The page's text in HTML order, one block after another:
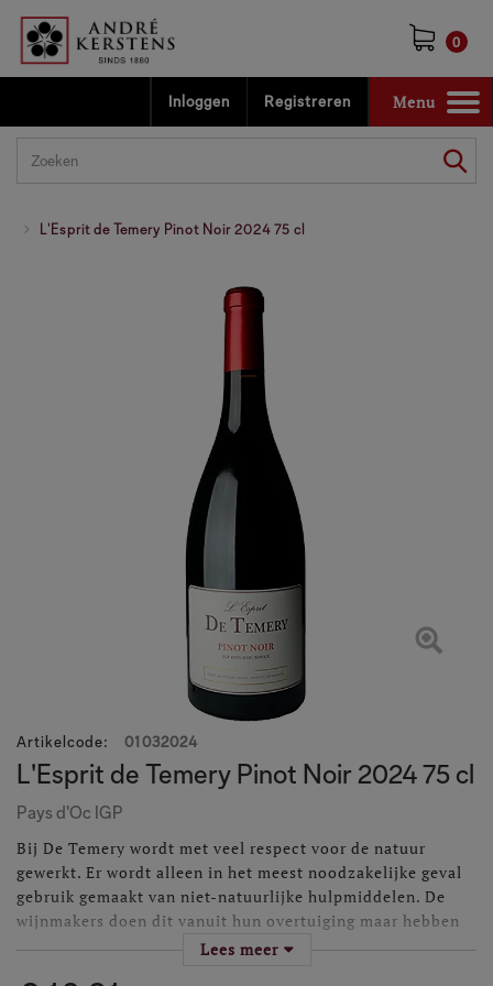
0
Inloggen Registreren
Toggle
navigation
Menu
L'Esprit de Temery Pinot Noir 2024 75 cl
Artikelcode: 01032024
L'Esprit de Temery Pinot Noir 2024 75 cl
Pays d'Oc IGP
Bij De Temery wordt met veel respect voor de natuur
gewerkt. Er wordt alleen in het meest noodzakelijke geval
gebruik gemaakt van niet-natuurlijke hulpmiddelen. De
wijnmakers doen dit vanuit hun overtuiging maar hebben
ook geconstateerd dat de druivenstokken er gezonder door
Lees meer